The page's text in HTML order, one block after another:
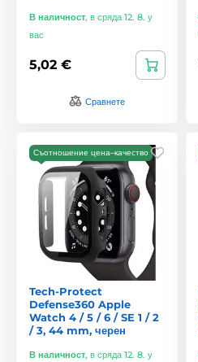
В наличност, в сряда 12. 8. у
вас
5,02 €
Сравнете
Съотношение цена–качество
Tech-Protect
Defense360 Apple
Watch 4 / 5 / 6 / SE 1 / 2
/ 3, 44 mm, черен
В наличност, в сряда 12. 8. у